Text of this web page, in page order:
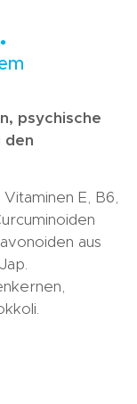
psychische
den
E, B6,
aus